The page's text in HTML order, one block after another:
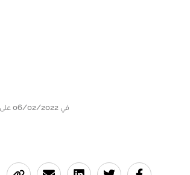
في 06/02/2022 على الساعة 13:00